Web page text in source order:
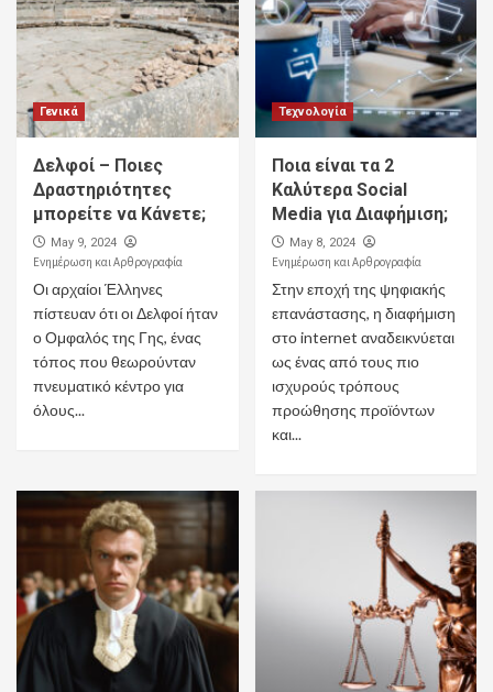
Γενικά
Δελφοί – Ποιες
Δραστηριότητες
μπορείτε να Κάνετε;
May 9, 2024
Ενημέρωση και Αρθρογραφία
Οι αρχαίοι Έλληνες
πίστευαν ότι οι Δελφοί ήταν
ο Ομφαλός της Γης, ένας
τόπος που θεωρούνταν
πνευματικό κέντρο για
όλους...
Τεχνολογία
Ποια είναι τα 2
Καλύτερα Social
Media για Διαφήμιση;
May 8, 2024
Ενημέρωση και Αρθρογραφία
Στην εποχή της ψηφιακής
επανάστασης, η διαφήμιση
στο internet αναδεικνύεται
ως ένας από τους πιο
ισχυρούς τρόπους
προώθησης προϊόντων
και...